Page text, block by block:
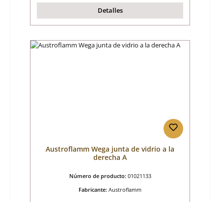
Detalles
Austroflamm Wega junta de vidrio a la
derecha A
Número de producto: 01021133
Fabricante: Austroflamm